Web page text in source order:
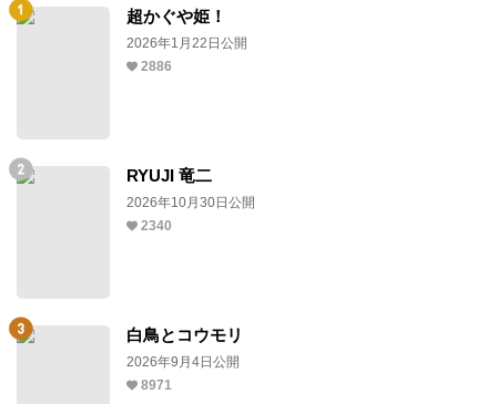
超かぐや姫！
2026年1月22日公開
2886
RYUJI 竜二
2026年10月30日公開
2340
白鳥とコウモリ
2026年9月4日公開
8971